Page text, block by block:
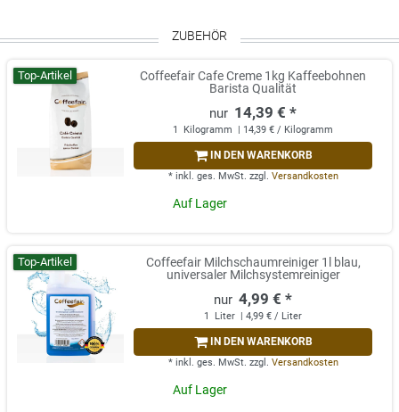
ZUBEHÖR
Top-Artikel
Coffeefair Cafe Creme 1kg Kaffeebohnen
Barista Qualität
14,39 € *
1 Kilogramm | 14,39 € / Kilogramm
IN DEN WARENKORB
* inkl. ges. MwSt. zzgl. Versandkosten
Auf Lager
Top-Artikel
Coffeefair Milchschaumreiniger 1l blau,
universaler Milchsystemreiniger
4,99 € *
1 Liter | 4,99 € / Liter
IN DEN WARENKORB
* inkl. ges. MwSt. zzgl. Versandkosten
Auf Lager